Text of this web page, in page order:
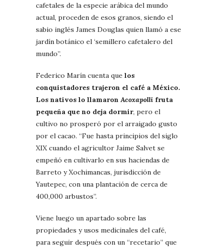
cafetales de la especie arábica del mundo
actual, proceden de esos granos, siendo el
sabio inglés James Douglas quien llamó a ese
jardín botánico el ‘semillero cafetalero del
mundo”.
Federico Marín cuenta que los
conquistadores trajeron el café a México.
Los nativos lo llamaronAcoxapolli fruta
pequeña que no deja dormir, pero el
cultivo no prosperó por el arraigado gusto
por el cacao. “Fue hasta principios del siglo
XIX cuando el agricultor Jaime Salvet se
empeñó en cultivarlo en sus haciendas de
Barreto y Xochimancas, jurisdicción de
Yautepec, con una plantación de cerca de
400,000 arbustos”.
Viene luego un apartado sobre las
propiedades y usos medicinales del café,
para seguir después con un “recetario” que